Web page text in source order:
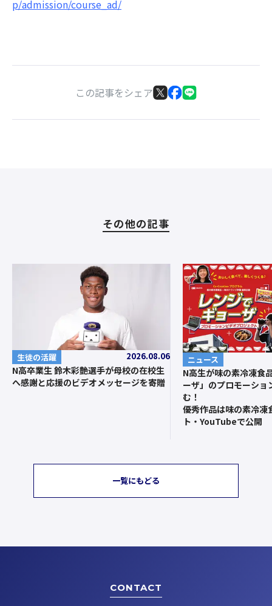
p/admission/course_ad/
この記事をシェア
その他の記事
生徒の活躍 2026.08.06
N高卒業生 鈴木彩艶選手が母校の在校生
へ感謝と応援のビデオメッセージを寄贈
ニュース
N高生が味の素冷凍食
ーザ」のプロモーショ
む！
優秀作品は味の素冷凍
ト・YouTubeで公開
一覧にもどる
CONTACT